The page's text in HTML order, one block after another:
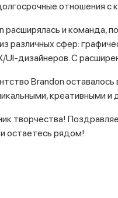
отношения с
расширялась и команда,
различных сфер:
UI-дизайнеров. С
Brandon
креативными и
творчества!
остаетесь рядом!